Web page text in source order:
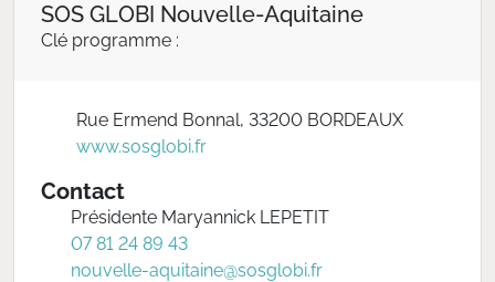
SOS GLOBI Nouvelle-Aquitaine
Clé programme :
Rue Ermend Bonnal, 33200 BORDEAUX
www.sosglobi.fr
Contact
Présidente Maryannick LEPETIT
07 81 24 89 43
nouvelle-aquitaine@sosglobi.fr